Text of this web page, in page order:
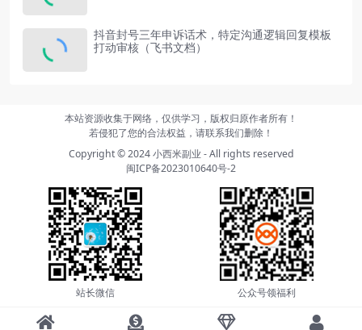
抖音封号三年申诉话术，特定沟通逻辑回复模板
打动审核（飞书文档）
本站资源收集于网络，仅供学习，版权归原作者所有！
若侵犯了您的合法权益，请联系我们删除！
Copyright © 2024小西米副业 - All rights reserved
闽ICP备2023010640号-2
站长微信 公众号领福利